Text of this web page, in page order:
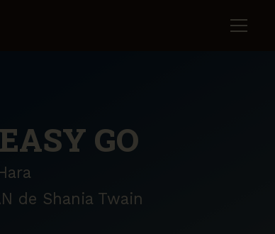
GO
de Shania Twain